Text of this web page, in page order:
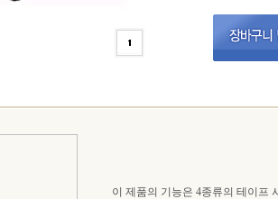
이 제품의 기능은 4종류의 테이프